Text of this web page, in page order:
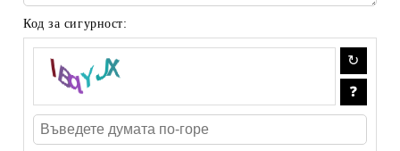
Код за сигурност: